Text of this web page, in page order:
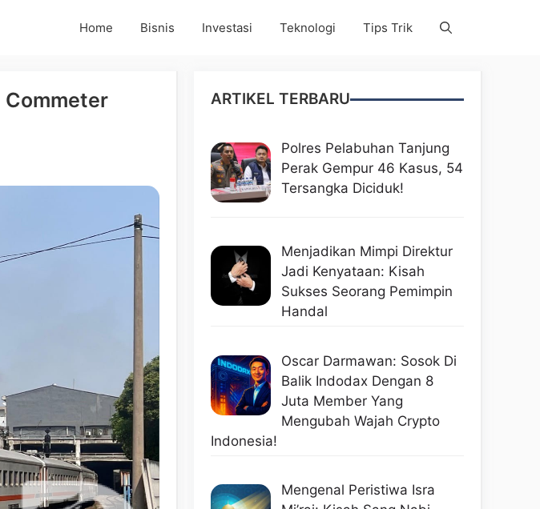
Home Bisnis Investasi Teknologi Tips Trik
Commeter
ARTIKEL TERBARU
Polres Pelabuhan Tanjung
Perak Gempur 46 Kasus, 54
Tersangka Diciduk!
Menjadikan Mimpi Direktur
Jadi Kenyataan: Kisah
Sukses Seorang Pemimpin
Handal
Oscar Darmawan: Sosok Di
Balik Indodax Dengan 8
Juta Member Yang
Mengubah Wajah Crypto
Indonesia!
Mengenal Peristiwa Isra